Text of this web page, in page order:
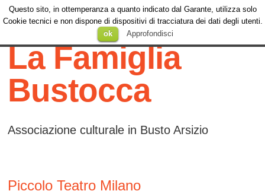
Menu
SKIP TO
Menu
La Famiglia
Bustocca
Associazione culturale in Busto Arsizio
Piccolo Teatro Milano
Questo sito, in ottemperanza a quanto indicato dal Garante, utilizza solo
Cookie tecnici e non dispone di dispositivi di tracciatura dei dati degli utenti.
ok
Approfondisci